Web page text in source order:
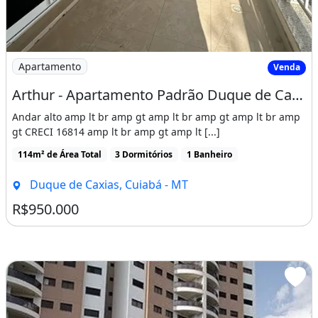
Imóvel mobiliado
Ar-condicionado
Churrasqueira
Varanda
Área de serviço
Imagem: Arthur - Apartamento Padrão Duque de Caxias
Apartamento Venda
Arthur - Apartamento Padrão Duque de Caxias
Andar alto amp lt br amp gt amp lt br amp gt amp lt br amp
gt CRECI 16814 amp lt br amp gt amp lt [...]
114m² de Área Total 3 Dormitórios 1 Banheiro
Duque de Caxias, Cuiabá - MT
R$950.000